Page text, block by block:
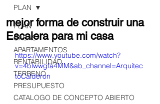
PLAN
CASAS
APARTAMENTOS
RENTABILIDAD
TERRENO
PRESUPUESTO
CATALOGO DE CONCEPTO ABIERTO
PLAN
mejor forma de construir una
Escalera para mi casa
https://www.youtube.com/watch?
v=4blwwgfa4MM&ab_channel=Arquitec
toCalderon